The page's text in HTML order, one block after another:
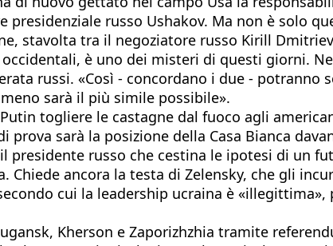
russo Ushakov. Ma non è solo
stavolta tra il negoziatore russo Kirill
è uno dei misteri di questi giorni.
russi. «Così - concordano i due -
sarà il più simile possibile».
togliere le castagne dal fuoco agli
sarà la posizione della Casa Bianca
russo che cestina le ipotesi di un
Chiede ancora la testa di Zelensky, che gli
cui la leadership ucraina è
Kherson e Zaporizhzhia tramite